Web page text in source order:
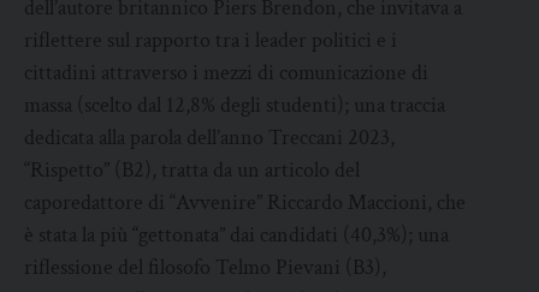
dell’autore britannico Piers Brendon, che invitava a
riflettere sul rapporto tra i leader politici e i
cittadini attraverso i mezzi di comunicazione di
massa (scelto dal 12,8% degli studenti); una traccia
dedicata alla parola dell’anno Treccani 2023,
“Rispetto” (B2), tratta da un articolo del
caporedattore di “Avvenire” Riccardo Maccioni, che
è stata la più “gettonata” dai candidati (40,3%); una
riflessione del filosofo Telmo Pievani (B3),